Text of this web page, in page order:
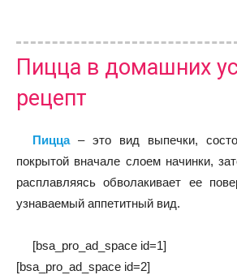
Пицца в домашних
рецепт
Пицца– это вид выпечки,
покрытой вначале слоем начинки,
расплавляясь обволакивает ее
узнаваемый аппетитный вид.
[bsa_pro_ad_space id=1]
[bsa_pro_ad_space id=2]